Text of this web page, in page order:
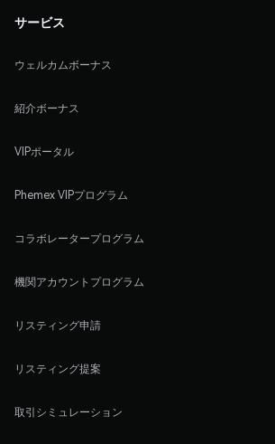
サービス
ウェルカムボーナス
紹介ボーナス
VIPポータル
Phemex VIPプログラム
コラボレータープログラム
機関アカウントプログラム
リスティング申請
リスティング提案
取引シミュレーション